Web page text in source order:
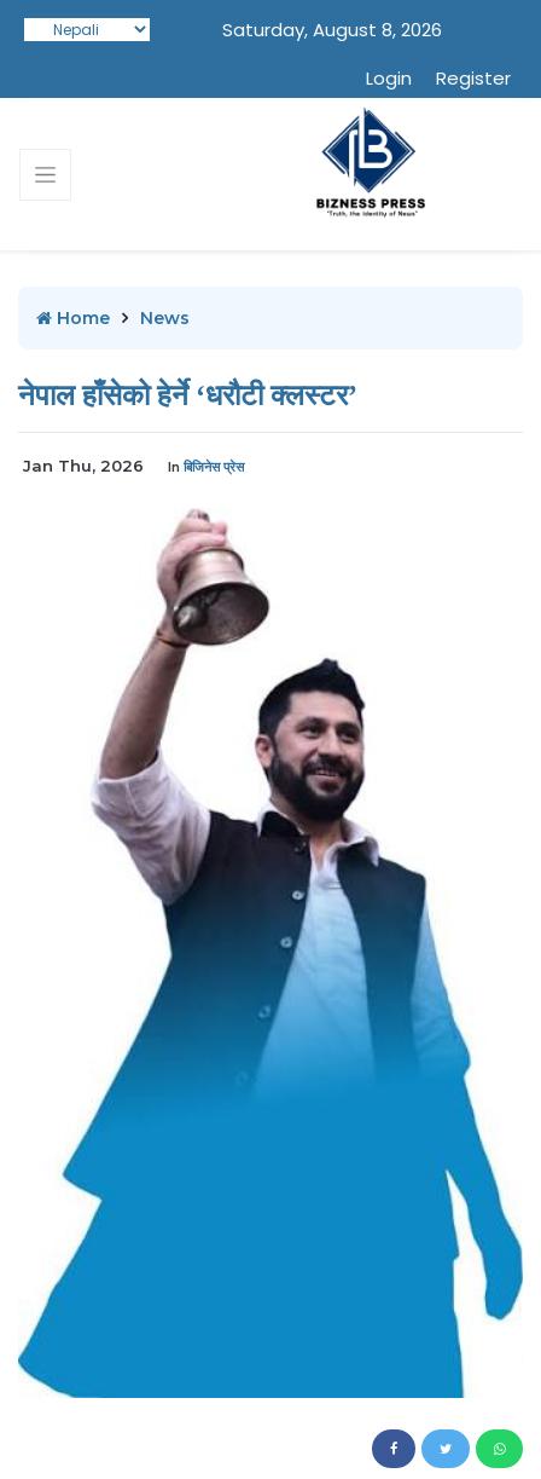
Saturday, August 8, 2026
Login
Register
Home News
नेपाल हाँसेको हेर्ने ‘धरौटी क्लस्टर’
Jan Thu, 2026 In बिजिनेस प्रेस